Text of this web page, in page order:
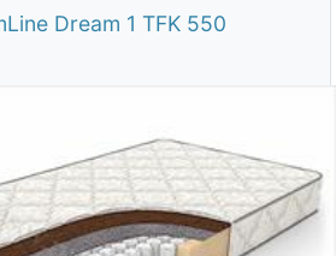
Dream 1 TFK 550